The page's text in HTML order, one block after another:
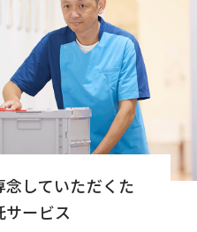
していただくた
ービス